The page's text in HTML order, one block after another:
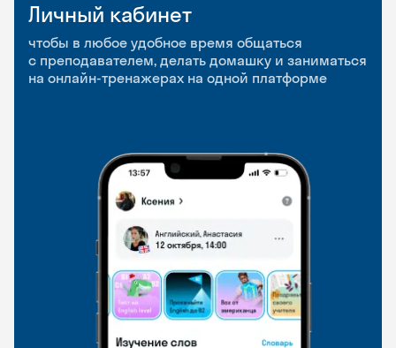
Личный кабинет
чтобы в любое удобное время общаться
с преподавателем, делать домашку и заниматься
на онлайн-тренажерах на одной платформе
Мобильное
приложение
чтобы заниматься и изучать новые слова где
и когда удобно
Разговорные клубы
и Talks
Групповые занятия для разговорной практики
и индивидуальные встречи с преподавателями